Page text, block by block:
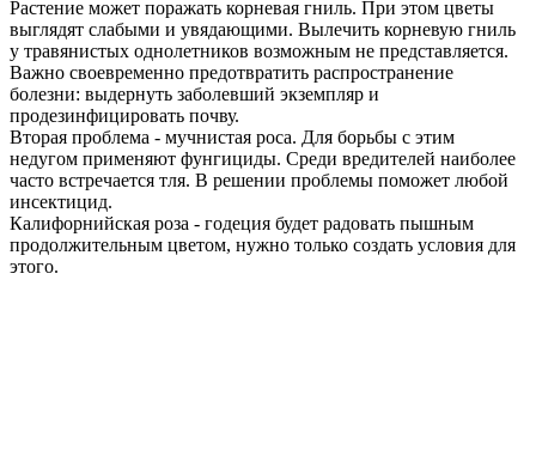
Растение может поражать корневая гниль. При этом цветы
выглядят слабыми и увядающими. Вылечить корневую гниль
у травянистых однолетников возможным не представляется.
Важно своевременно предотвратить распространение
болезни: выдернуть заболевший экземпляр и
продезинфицировать почву.
Вторая проблема - мучнистая роса. Для борьбы с этим
недугом применяют фунгициды. Среди вредителей наиболее
часто встречается тля. В решении проблемы поможет любой
инсектицид.
Калифорнийская роза - годеция будет радовать пышным
продолжительным цветом, нужно только создать условия для
этого.